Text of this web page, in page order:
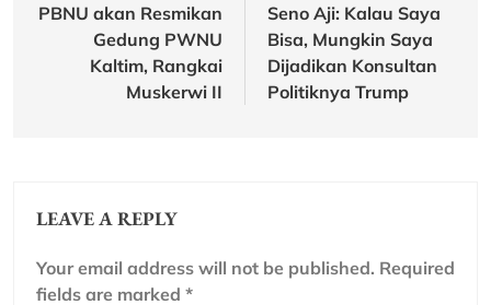
PBNU akan Resmikan
Gedung PWNU
Kaltim, Rangkai
Muskerwi II
Seno Aji: Kalau Saya
Bisa, Mungkin Saya
Dijadikan Konsultan
Politiknya Trump
LEAVE A REPLY
Your email address will not be published. Required
fields are marked *